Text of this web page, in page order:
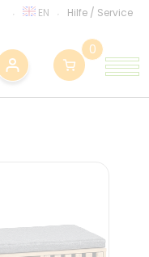
EN Hilfe / Service
0